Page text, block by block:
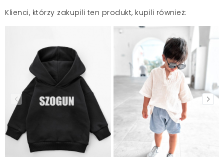
Klienci, którzy zakupili ten produkt, kupili również: